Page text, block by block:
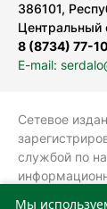
386101,
Центральный
8 (8734) 77-
E-mail:
Сетевое
службой по
Мы